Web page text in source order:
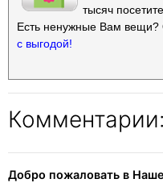
тысяч
Есть ненужные Вам вещи?
с выгодой!
Комментарии:
Добро пожаловать в